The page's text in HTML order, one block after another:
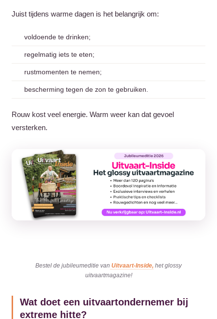
Juist tijdens warme dagen is het belangrijk om:
voldoende te drinken;
regelmatig iets te eten;
rustmomenten te nemen;
bescherming tegen de zon te gebruiken.
Rouw kost veel energie. Warm weer kan dat gevoel
versterken.
Bestel de jubileumeditie van Uitvaart-Inside, het glossy
uitvaartmagazine!
Wat doet een uitvaartondernemer bij
extreme hitte?